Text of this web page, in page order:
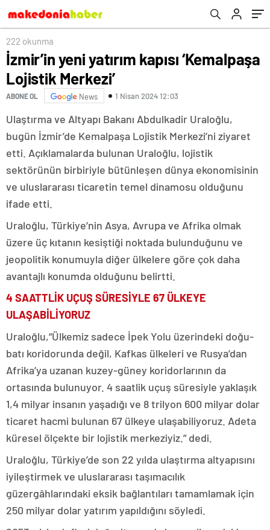
222 okunma
İzmir’in yeni yatırım kapısı ‘Kemalpaşa
Lojistik Merkezi’
ABONE OL News 1 Nisan 2024 12:03
Ulaştırma ve Altyapı Bakanı Abdulkadir Uraloğlu,
bugün İzmir’de Kemalpaşa Lojistik Merkezi’ni ziyaret
etti. Açıklamalarda bulunan Uraloğlu, lojistik
sektörünün birbiriyle bütünleşen dünya ekonomisinin
ve uluslararası ticaretin temel dinamosu olduğunu
ifade etti.
Uraloğlu, Türkiye’nin Asya, Avrupa ve Afrika olmak
üzere üç kıtanın kesiştiği noktada bulunduğunu ve
jeopolitik konumuyla diğer ülkelere göre çok daha
avantajlı konumda olduğunu belirtti.
4 SAATTLİK UÇUŞ SÜRESİYLE 67 ÜLKEYE
ULAŞABİLİYORUZ
Uraloğlu,“Ülkemiz sadece İpek Yolu üzerindeki doğu-
batı koridorunda değil, Kafkas ülkeleri ve Rusya’dan
Afrika’ya uzanan kuzey-güney koridorlarının da
ortasında bulunuyor. 4 saatlik uçuş süresiyle yaklaşık
1,4 milyar insanın yaşadığı ve 8 trilyon 600 milyar dolar
ticaret hacmi bulunan 67 ülkeye ulaşabiliyoruz. Adeta
küresel ölçekte bir lojistik merkeziyiz.” dedi.
Uraloğlu, Türkiye’de son 22 yılda ulaştırma altyapısını
iyileştirmek ve uluslararası taşımacılık
güzergâhlarındaki eksik bağlantıları tamamlamak için
250 milyar dolar yatırım yapıldığını söyledi.